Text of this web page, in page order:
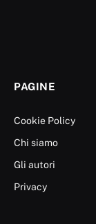
PAGINE
Cookie Policy
Chi siamo
Gli autori
Privacy